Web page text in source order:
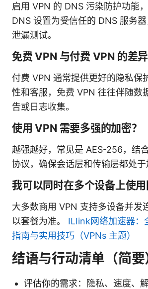
启用 VPN 的 DNS 污染防护功能
DNS 设置为受信任的 DNS 服务
泄漏测试。
免费 VPN 与付费 VPN 的差异
付费 VPN 通常提供更好的隐私保
性和客服，免费 VPN 往往伴随数
告或日志收集。
使用 VPN 需要多强的加密？
越强越好，常见是 AES-256，结
协议，确保会话层和传输层都处于
我可以同时在多个设备上使用
大多数商用 VPN 支持多设备并发
以套餐为准。 ILIink网络加速器：
指南与实用技巧（VPNs 主题）
结语与行动清单（简要
评估你的需求：隐私、速度、